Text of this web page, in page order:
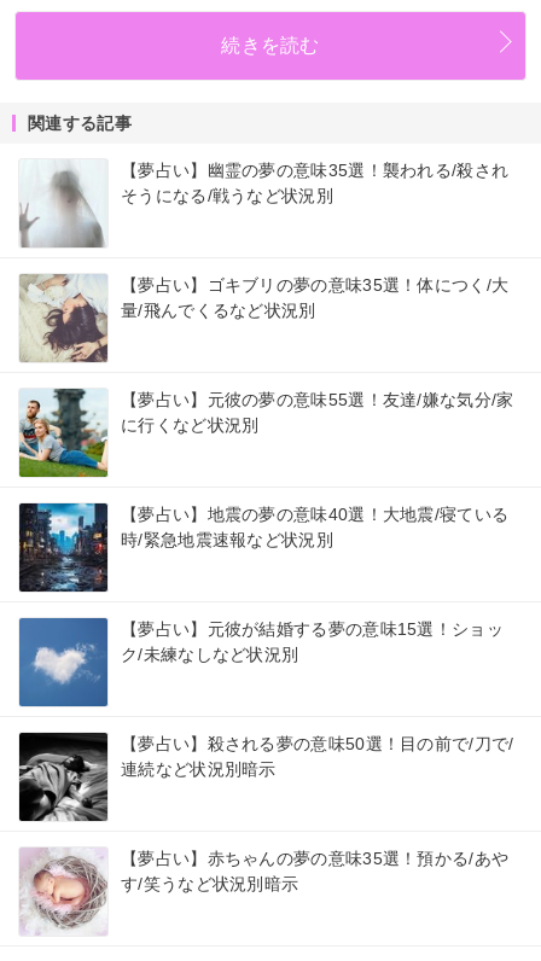
続きを読む
関連する記事
【夢占い】幽霊の夢の意味35選！襲われる/殺され
そうになる/戦うなど状況別
【夢占い】ゴキブリの夢の意味35選！体につく/大
量/飛んでくるなど状況別
【夢占い】元彼の夢の意味55選！友達/嫌な気分/家
に行くなど状況別
【夢占い】地震の夢の意味40選！大地震/寝ている
時/緊急地震速報など状況別
【夢占い】元彼が結婚する夢の意味15選！ショッ
ク/未練なしなど状況別
【夢占い】殺される夢の意味50選！目の前で/刀で/
連続など状況別暗示
【夢占い】赤ちゃんの夢の意味35選！預かる/あや
す/笑うなど状況別暗示